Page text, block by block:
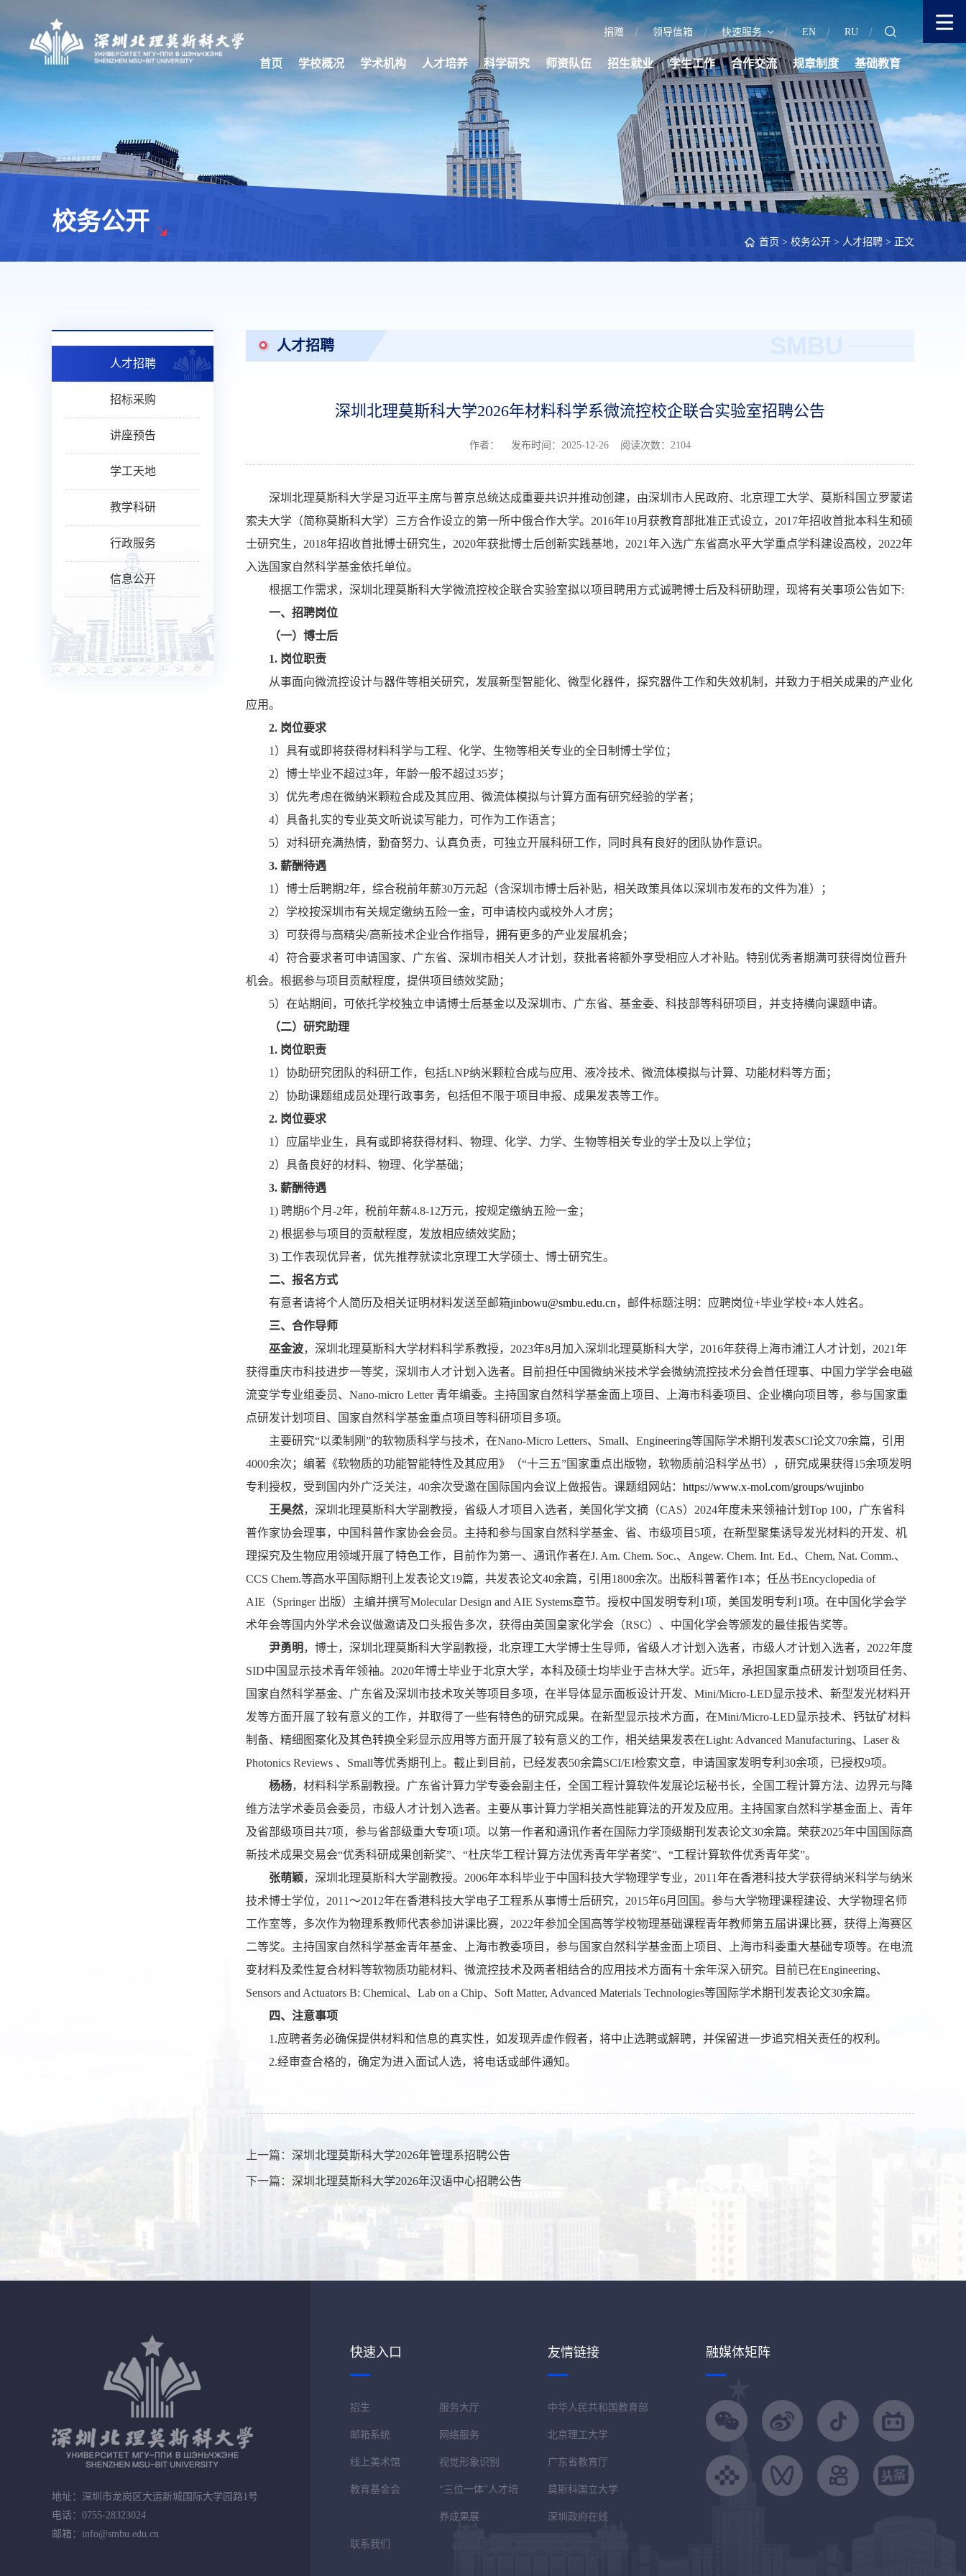
捐赠 领导信箱 快速服务 EN RU
首页 学校概况 学术机构 人才培养 科学研究 师资队伍 招生就业 学生工作 合作交流 规章制度 基础教育
校务公开
首页 > 校务公开 > 人才招聘 > 正文
人才招聘
招标采购
讲座预告
学工天地
教学科研
行政服务
信息公开
人才招聘
深圳北理莫斯科大学2026年材料科学系微流控校企联合实验室招聘公告
作者： 发布时间：2025-12-26 阅读次数： 2104
深圳北理莫斯科大学是习近平主席与普京总统达成重要共识并推动创建，由深圳市人民政府、北京理工大学、莫斯科国立罗蒙诺
索夫大学（简称莫斯科大学）三方合作设立的第一所中俄合作大学。2016年10月获教育部批准正式设立，2017年招收首批本科生和硕
士研究生，2018年招收首批博士研究生，2020年获批博士后创新实践基地，2021年入选广东省高水平大学重点学科建设高校，2022年
入选国家自然科学基金依托单位。
根据工作需求，深圳北理莫斯科大学微流控校企联合实验室拟以项目聘用方式诚聘博士后及科研助理，现将有关事项公告如下:
一、招聘岗位
（一）博士后
1. 岗位职责
从事面向微流控设计与器件等相关研究，发展新型智能化、微型化器件，探究器件工作和失效机制，并致力于相关成果的产业化
应用。
2. 岗位要求
1）具有或即将获得材料科学与工程、化学、生物等相关专业的全日制博士学位；
2）博士毕业不超过3年，年龄一般不超过35岁；
3）优先考虑在微纳米颗粒合成及其应用、微流体模拟与计算方面有研究经验的学者；
4）具备扎实的专业英文听说读写能力，可作为工作语言；
5）对科研充满热情，勤奋努力、认真负责，可独立开展科研工作，同时具有良好的团队协作意识。
3. 薪酬待遇
1）博士后聘期2年，综合税前年薪30万元起（含深圳市博士后补贴，相关政策具体以深圳市发布的文件为准）；
2）学校按深圳市有关规定缴纳五险一金，可申请校内或校外人才房；
3）可获得与高精尖/高新技术企业合作指导，拥有更多的产业发展机会；
4）符合要求者可申请国家、广东省、深圳市相关人才计划，获批者将额外享受相应人才补贴。特别优秀者期满可获得岗位晋升
机会。根据参与项目贡献程度，提供项目绩效奖励；
5）在站期间，可依托学校独立申请博士后基金以及深圳市、广东省、基金委、科技部等科研项目，并支持横向课题申请。
（二）研究助理
1. 岗位职责
1）协助研究团队的科研工作，包括LNP纳米颗粒合成与应用、液冷技术、微流体模拟与计算、功能材料等方面；
2）协助课题组成员处理行政事务，包括但不限于项目申报、成果发表等工作。
2. 岗位要求
1）应届毕业生，具有或即将获得材料、物理、化学、力学、生物等相关专业的学士及以上学位；
2）具备良好的材料、物理、化学基础；
3. 薪酬待遇
1) 聘期6个月-2年，税前年薪4.8-12万元，按规定缴纳五险一金；
2) 根据参与项目的贡献程度，发放相应绩效奖励；
3) 工作表现优异者，优先推荐就读北京理工大学硕士、博士研究生。
二、报名方式
有意者请将个人简历及相关证明材料发送至邮箱jinbowu@smbu.edu.cn，邮件标题注明：应聘岗位+毕业学校+本人姓名。
三、合作导师
巫金波，深圳北理莫斯科大学材料科学系教授，2023年8月加入深圳北理莫斯科大学，2016年获得上海市浦江人才计划，2021年
获得重庆市科技进步一等奖，深圳市人才计划入选者。目前担任中国微纳米技术学会微纳流控技术分会首任理事、中国力学学会电磁
流变学专业组委员、Nano-micro Letter 青年编委。主持国家自然科学基金面上项目、上海市科委项目、企业横向项目等，参与国家重
点研发计划项目、国家自然科学基金重点项目等科研项目多项。
主要研究“以柔制刚”的软物质科学与技术，在Nano-Micro Letters、Small、Engineering等国际学术期刊发表SCI论文70余篇，引用
4000余次；编著《软物质的功能智能特性及其应用》（“十三五”国家重点出版物，软物质前沿科学丛书），研究成果获得15余项发明
专利授权，受到国内外广泛关注，40余次受邀在国际国内会议上做报告。课题组网站： https://www.x-mol.com/groups/wujinbo
王昊然，深圳北理莫斯科大学副教授，省级人才项目入选者，美国化学文摘（CAS）2024年度未来领袖计划Top 100，广东省科
普作家协会理事，中国科普作家协会会员。主持和参与国家自然科学基金、省、市级项目5项，在新型聚集诱导发光材料的开发、机
理探究及生物应用领域开展了特色工作，目前作为第一、通讯作者在J. Am. Chem. Soc.、Angew. Chem. Int. Ed.、Chem, Nat. Comm.、
CCS Chem.等高水平国际期刊上发表论文19篇，共发表论文40余篇，引用1800余次。出版科普著作1本；任丛书Encyclopedia of
AIE（Springer 出版）主编并撰写Molecular Design and AIE Systems章节。授权中国发明专利1项，美国发明专利1项。在中国化学会学
术年会等国内外学术会议做邀请及口头报告多次，获得由英国皇家化学会（RSC）、中国化学会等颁发的最佳报告奖等。
尹勇明 ，博士，深圳北理莫斯科大学副教授，北京理工大学博士生导师，省级人才计划入选者，市级人才计划入选者，2022年度
SID中国显示技术青年领袖。2020年博士毕业于北京大学，本科及硕士均毕业于吉林大学。近5年，承担国家重点研发计划项目任务、
国家自然科学基金、广东省及深圳市技术攻关等项目多项，在半导体显示面板设计开发、Mini/Micro-LED显示技术、新型发光材料开
发等方面开展了较有意义的工作，并取得了一些有特色的研究成果。在新型显示技术方面，在Mini/Micro-LED显示技术、钙钛矿材料
制备、精细图案化及其色转换全彩显示应用等方面开展了较有意义的工作，相关结果发表在Light: Advanced Manufacturing、Laser &
Photonics Reviews 、Small等优秀期刊上。截止到目前，已经发表50余篇SCI/EI检索文章，申请国家发明专利30余项，已授权9项。
杨杨，材料科学系副教授。广东省计算力学专委会副主任，全国工程计算软件发展论坛秘书长，全国工程计算方法、边界元与降
维方法学术委员会委员，市级人才计划入选者。主要从事计算力学相关高性能算法的开发及应用。主持国家自然科学基金面上、青年
及省部级项目共7项，参与省部级重大专项1项。以第一作者和通讯作者在国际力学顶级期刊发表论文30余篇。荣获2025年中国国际高
新技术成果交易会“优秀科研成果创新奖”、“杜庆华工程计算方法优秀青年学者奖”、“工程计算软件优秀青年奖”。
张萌颖，深圳北理莫斯科大学副教授。2006年本科毕业于中国科技大学物理学专业，2011年在香港科技大学获得纳米科学与纳米
技术博士学位，2011～2012年在香港科技大学电子工程系从事博士后研究，2015年6月回国。参与大学物理课程建设、大学物理名师
工作室等，多次作为物理系教师代表参加讲课比赛，2022年参加全国高等学校物理基础课程青年教师第五届讲课比赛，获得上海赛区
二等奖。主持国家自然科学基金青年基金、上海市教委项目，参与国家自然科学基金面上项目、上海市科委重大基础专项等。在电流
变材料及柔性复合材料等软物质功能材料、微流控技术及两者相结合的应用技术方面有十余年深入研究。目前已在Engineering、
Sensors and Actuators B: Chemical、Lab on a Chip、Soft Matter, Advanced Materials Technologies等国际学术期刊发表论文30余篇。
四、注意事项
1.应聘者务必确保提供材料和信息的真实性，如发现弄虚作假者，将中止选聘或解聘，并保留进一步追究相关责任的权利。
2.经审查合格的，确定为进入面试人选，将电话或邮件通知。
上一篇： 深圳北理莫斯科大学2026年管理系招聘公告
下一篇： 深圳北理莫斯科大学2026年汉语中心招聘公告
地址：深圳市龙岗区大运新城国际大学园路1号
电话：0755-28323024
邮箱：info@smbu.edu.cn
快速入口
招生 服务大厅
邮箱系统 网络服务
线上美术馆 视觉形象识别
教育基金会 “三位一体”人才培
养成果展
联系我们
友情链接
中华人民共和国教育部
北京理工大学
广东省教育厅
莫斯科国立大学
深圳政府在线
融媒体矩阵